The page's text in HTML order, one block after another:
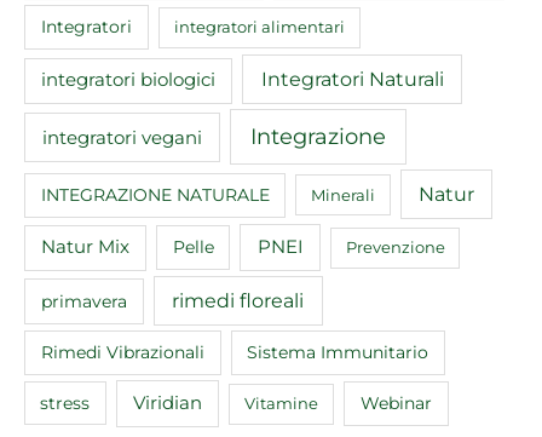
Integratori integratori alimentari
integratori biologici Integratori Naturali
integratori vegani Integrazione
INTEGRAZIONE NATURALE Minerali Natur
Natur Mix Pelle PNEI Prevenzione
primavera rimedi floreali
Rimedi Vibrazionali Sistema Immunitario
stress Viridian Vitamine Webinar